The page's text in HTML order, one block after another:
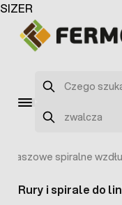
Przejdź do treści
Szukaj
Szukaj
paszowe spiralne
Skip to product list
Rury i spirale do
SIZER